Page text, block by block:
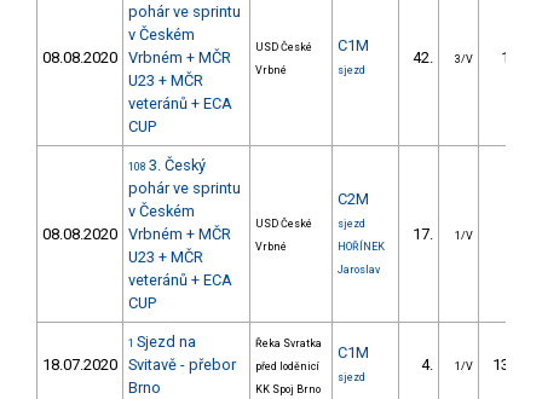
08.08.2020
pohár ve sprintu
v Českém
Vrbném + MČR
U23 + MČR
veteránů + ECA
CUP
USD České
Vrbné
C1M
sjezd
42. 3/V 15.06
08.08.2020
108 3. Český
pohár ve sprintu
v Českém
Vrbném + MČR
U23 + MČR
veteránů + ECA
CUP
USD České
Vrbné
C2M
sjezd
HOŘÍNEK
Jaroslav
17. 1/V
18.07.2020
1 Sjezd na
Svitavě - přebor
Brno
Řeka Svratka
před loděnicí
KK Spoj Brno
C1M
sjezd
4. 1/V 137.97